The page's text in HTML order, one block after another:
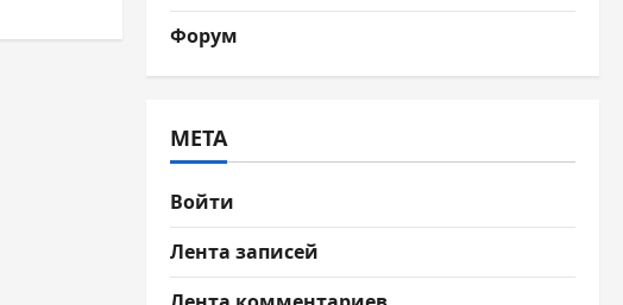
Форум
МЕТА
Войти
Лента записей